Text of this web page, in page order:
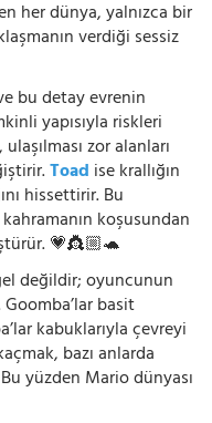
her dünya, yalnızca bir
verdiği sessiz
bu detay evrenin
yapısıyla riskleri
, ulaşılması zor alanları
Toad ise krallığın
hissettirir. Bu
koşusundan
💗👸🏼🐢
değildir; oyuncunun
basit
kabuklarıyla çevreyi
bazı anlarda
yüzden Mario dünyası